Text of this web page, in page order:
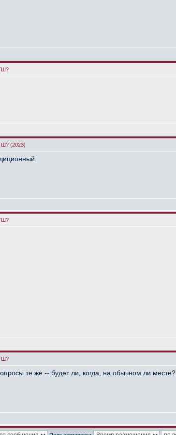
(2023)
те же -- будет ли, когда, на обычном ли месте?